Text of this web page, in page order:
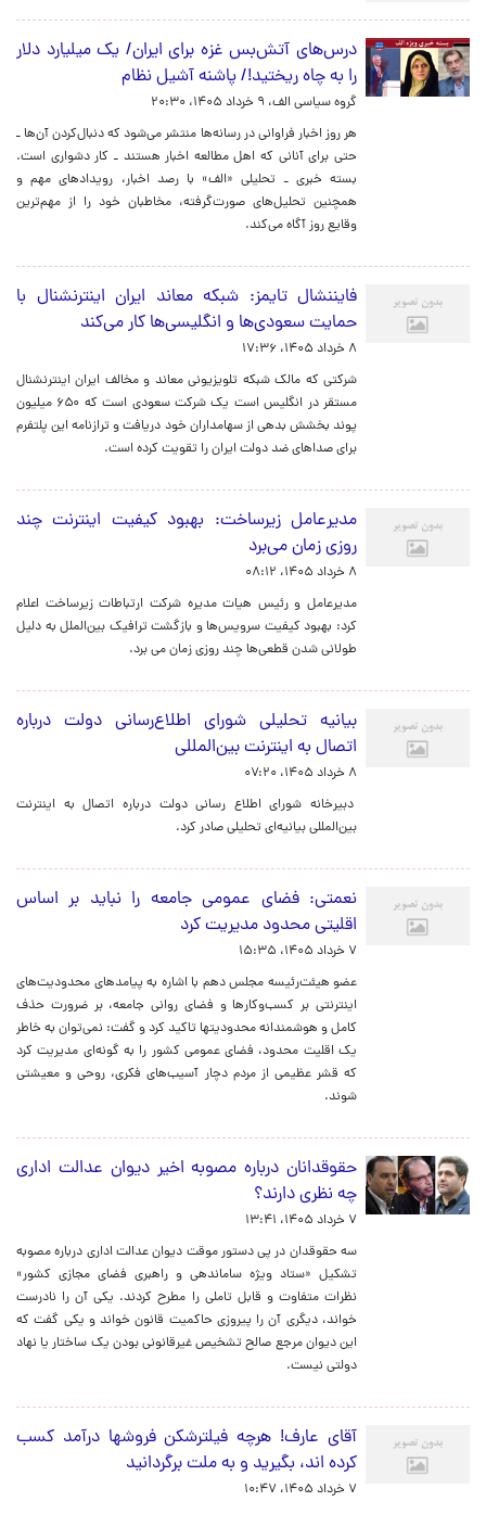
درس‌های آتش‌بس غزه برای ایران/ یک‌ میلیارد دلار
را به چاه ریختید!/ پاشنه آشیل نظام
گروه سیاسی الف، ۹ خرداد ۱۴۰۵، ۲۰:۳۰
هر روز اخبار فراوانی در رسانه‌ها منتشر می‌شود که دنبال‌کردن آن‌ها ـ
حتی برای آنانی که اهل مطالعه اخبار هستند‌ ـ کار دشواری است.
بسته خبری ـ تحلیلی «الف» با رصد اخبار، رویدادهای مهم و
همچنین تحلیل‌های صورت‌گرفته، مخاطبان خود را از مهم‌ترین
وقایع روز آگاه می‌کند.
فایننشال تایمز: شبکه معاند ایران اینترنشنال با
حمایت سعودی‌ها و انگلیسی‌ها کار می‌کند
۸ خرداد ۱۴۰۵، ۱۷:۳۶
شرکتی که مالک شبکه تلویزیونی معاند و مخالف ایران اینترنشنال
مستقر در انگلیس است یک شرکت سعودی است که ۶۵۰ میلیون
پوند بخشش بدهی از سهامداران خود دریافت و ترازنامه این پلتفرم
برای صداهای ضد دولت ایران را تقویت کرده است.
مدیرعامل زیرساخت: بهبود کیفیت اینترنت چند
روزی زمان می‌برد
۸ خرداد ۱۴۰۵، ۰۸:۱۲
مدیرعامل و رئیس هیات مدیره شرکت ارتباطات زیرساخت اعلام
کرد: بهبود کیفیت سرویس‌ها و بازگشت ترافیک بین‌الملل به دلیل
طولانی شدن قطعی‌ها چند روزی زمان‌ می برد.
بیانیه تحلیلی شورای اطلاع‌رسانی دولت درباره
اتصال به اینترنت بین‌المللی
۸ خرداد ۱۴۰۵، ۰۷:۲۰
دبیرخانه شورای اطلاع رسانی دولت درباره اتصال به اینترنت
بین‌المللی بیانیه‌ای تحلیلی صادر کرد.
نعمتی: فضای عمومی جامعه را نباید بر اساس
اقلیتی محدود مدیریت کرد
۷ خرداد ۱۴۰۵، ۱۵:۳۵
عضو هیئت‌رئیسه مجلس دهم با اشاره به پیامدهای محدودیت‌های
اینترنتی بر کسب‌وکارها و فضای روانی جامعه، بر ضرورت حذف
کامل و هوشمندانه محدودیتها تاکید کرد و گفت: نمی‌توان به خاطر
یک اقلیت محدود، فضای عمومی کشور را به گونه‌ای مدیریت کرد
که قشر عظیمی از مردم دچار آسیب‌های فکری، روحی و معیشتی
شوند.
حقوقدانان درباره مصوبه اخیر دیوان عدالت اداری
چه نظری دارند؟
۷ خرداد ۱۴۰۵، ۱۳:۴۱
سه حقوقدان در پی دستور موقت دیوان عدالت اداری درباره مصوبه
تشکیل «ستاد ویژه ساماندهی و راهبری فضای مجازی کشور»
نظرات متفاوت و قابل تاملی را مطرح کردند. یکی آن را نادرست
خواند، دیگری آن را پیروزی حاکمیت قانون خواند و یکی گفت که
این دیوان مرجع صالح تشخیص غیرقانونی بودن یک ساختار یا نهاد
دولتی نیست.
آقای عارف! هرچه فیلترشکن فروشها درآمد کسب
کرده اند، بگیرید و به ملت برگردانید
۷ خرداد ۱۴۰۵، ۱۰:۴۷